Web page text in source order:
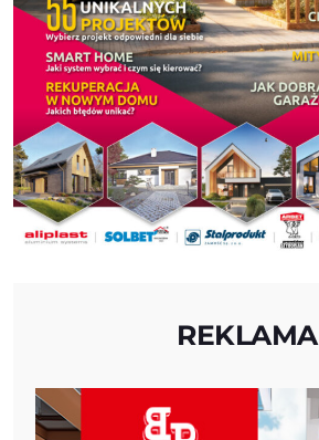
REKLAMA